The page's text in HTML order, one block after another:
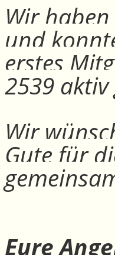
Wir
und
erstes
2539
Wir
Gute für
Eure